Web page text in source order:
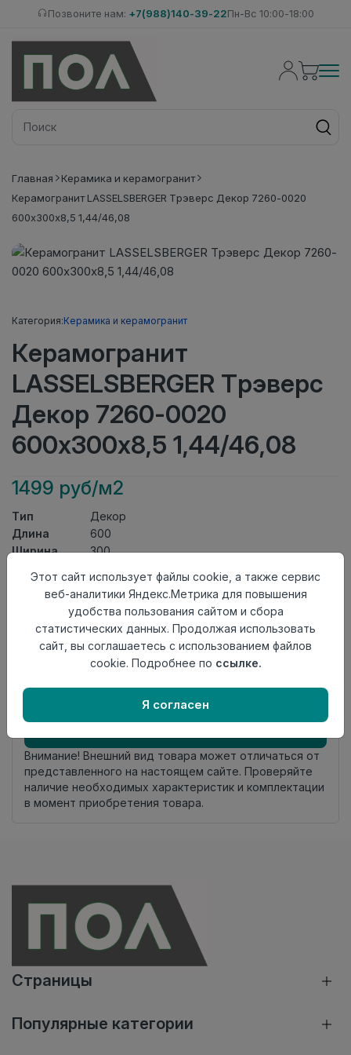
Позвоните нам: +7(988)140-39-22Пн-Вс 10:00-18:00
Главная
Керамика и керамогранит
Керамогранит LASSELSBERGER Трэверс Декор 7260-0020
600х300х8,5 1,44/46,08
Категория:Керамика и керамогранит
Керамогранит
LASSELSBERGER Трэверс
Декор 7260-0020
600х300х8,5 1,44/46,08
1499 руб/м2
Тип
Декор
Длина
600
Ширина
300
Товарная
группа
Керамогранит
8,5
Поверхность матовая
Страна
происхождения
Россия
Внимание! Внешний вид товара может отличаться от
представленного на настоящем сайте. Проверяйте
наличие необходимых характеристик и комплектации
в момент приобретения товара.
Страницы
Популярные категории
Этот сайт использует файлы cookie, а также сервис
веб-аналитики Яндекс.Метрика для повышения
удобства пользования сайтом и сбора
статистических данных. Продолжая использовать
сайт, вы соглашаетесь с использованием файлов
cookie. Подробнее по ссылке.
Я согласен